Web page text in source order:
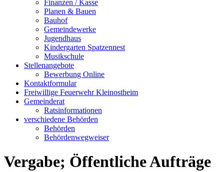
Finanzen / Kasse
Planen & Bauen
Bauhof
Gemeindewerke
Jugendhaus
Kindergarten Spatzennest
Musikschule
Stellenangebote
Bewerbung Online
Kontaktformular
Freiwillige Feuerwehr Kleinostheim
Gemeinderat
Ratsinformationen
verschiedene Behörden
Behörden
Behördenwegweiser
Vergabe; Öffentliche Aufträge